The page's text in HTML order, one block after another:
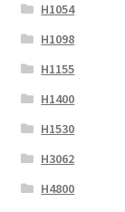
H1054
H1098
H1155
H1400
H1530
H3062
H4800